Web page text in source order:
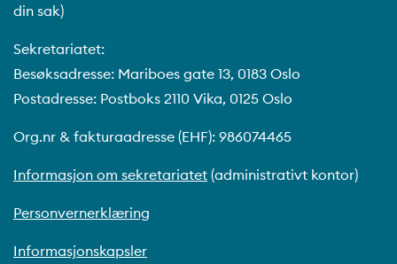
din sak)
Sekretariatet:
Besøksadresse: Mariboes gate 13, 0183 Oslo
Postadresse: Postboks 2110 Vika, 0125 Oslo
Org.nr & fakturaadresse (EHF): 986074465
Informasjon om sekretariatet (administrativt kontor)
Personvernerklæring
Informasjonskapsler